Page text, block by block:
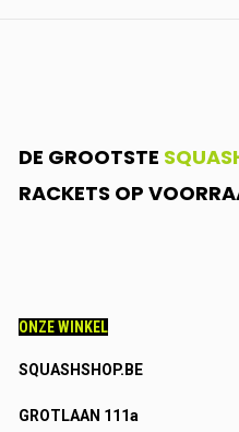
DE GROOTSTE
RACKETS OP
ONZE WINKEL
SQUASHSHOP.BE
GROTLAAN 111a